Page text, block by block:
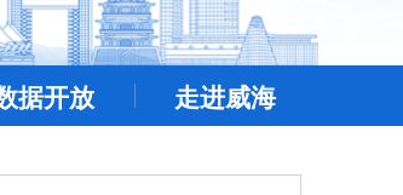
据开放 走进威海